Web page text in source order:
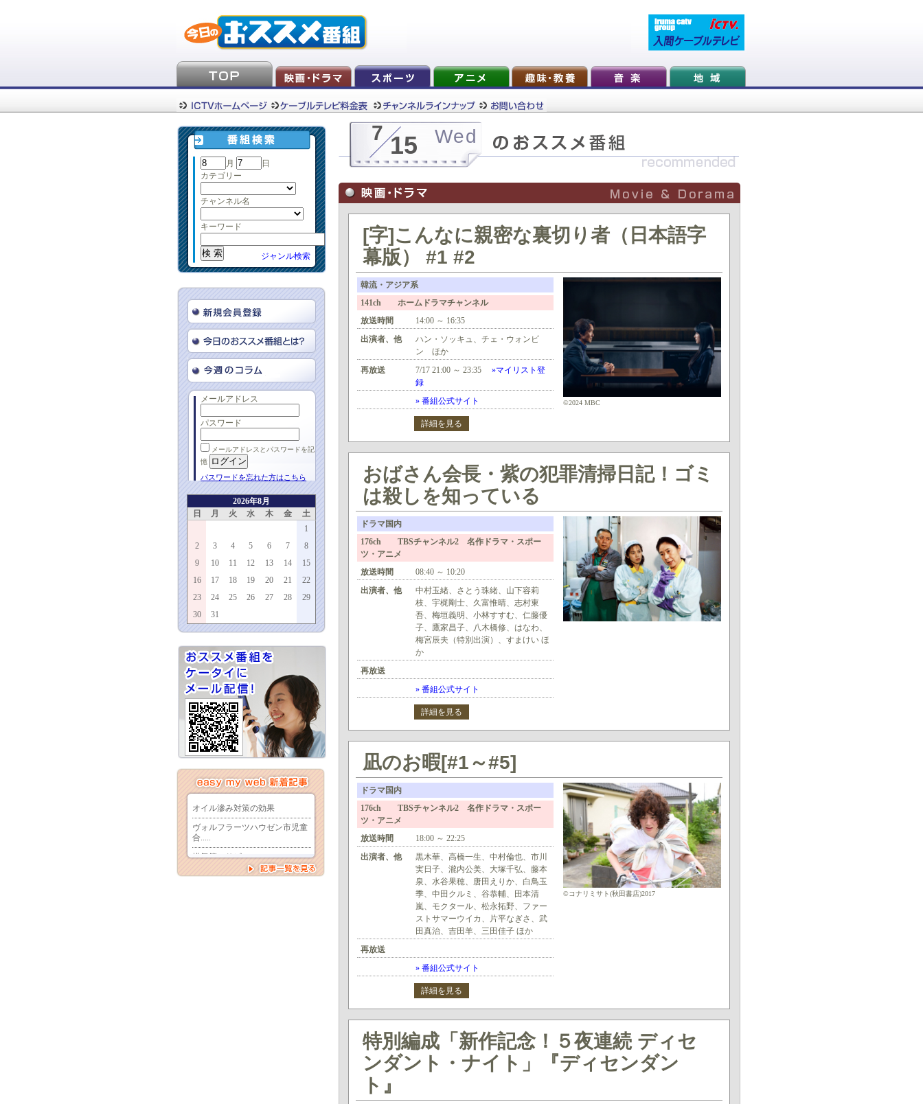
月
日
カテゴリー
チャンネル名
キーワード
ジャンル検索
メールアドレス
パスワード
メールアドレスとパスワードを記
憶
パスワードを忘れた方はこちら
2026年8月
日
月 火 水 木 金
土
1
2
3 4 5 6 7
8
9
10 11 12 13 14
15
16
17 18 19 20 21
22
23
24 25 26 27 28
29
30
31
7 15 Wed
[字]こんなに親密な裏切り者（日本語字
幕版） #1 #2
韓流・アジア系
141ch ホームドラマチャンネル
放送時間
14:00 ～ 16:35
出演者、他
ハン・ソッキュ、チェ・ウォンビ
ン ほか
再放送
7/17 21:00 ～ 23:35
»マイリスト登
録
» 番組公式サイト
詳細を見る
©2024 MBC
おばさん会長・紫の犯罪清掃日記！ゴミ
は殺しを知っている
ドラマ国内
176ch TBSチャンネル2 名作ドラマ・スポー
ツ・アニメ
放送時間
08:40 ～ 10:20
出演者、他
中村玉緒、さとう珠緒、山下容莉
枝、宇梶剛士、久富惟晴、志村東
吾、梅垣義明、小林すすむ、仁藤優
子、鷹家昌子、八木橋修、はなわ、
梅宮辰夫（特別出演）、すまけい ほ
か
再放送
» 番組公式サイト
詳細を見る
凪のお暇[#1～#5]
ドラマ国内
176ch TBSチャンネル2 名作ドラマ・スポー
ツ・アニメ
放送時間
18:00 ～ 22:25
出演者、他
黒木華、高橋一生、中村倫也、市川
実日子、瀧内公美、大塚千弘、藤本
泉、水谷果穂、唐田えりか、白鳥玉
季、中田クルミ、谷恭輔、田本清
嵐、モクタール、松永拓野、ファー
ストサマーウイカ、片平なぎさ、武
田真治、吉田羊、三田佳子 ほか
再放送
» 番組公式サイト
詳細を見る
©コナリミサト(秋田書店)2017
特別編成「新作記念！５夜連続 ディセ
ンダント・ナイト」『ディセンダン
ト』